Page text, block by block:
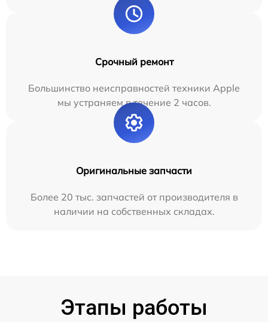
Срочный ремонт
Большинство неисправностей техники Apple
мы устраняем в течение 2 часов.
Оригинальные запчасти
Более 20 тыс. запчастей от производителя в
наличии на собственных складах.
Этапы работы